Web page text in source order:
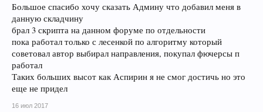
Большое спасибо хочу сказать Админу что добавил меня в
данную складчину
брал 3 скрипта на данном форуме по отдельности
пока работал только с лесенкой по алгоритму который
советовал автор выбирал направления, покупал фючерсы п
работал
Таких больших высот как Аспирин я не смог достичь но это
еще не придел
16 июл 2017